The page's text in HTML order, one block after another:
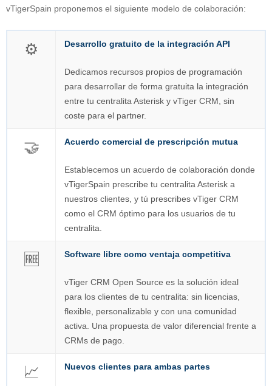
vTigerSpain proponemos el siguiente modelo de colaboración:
⚙️ Desarrollo gratuito de la integración API
Dedicamos recursos propios de programación
para desarrollar de forma gratuita la integración
entre tu centralita Asterisk y vTiger CRM, sin
coste para el partner.
🤝 Acuerdo comercial de prescripción mutua
Establecemos un acuerdo de colaboración donde
vTigerSpain prescribe tu centralita Asterisk a
nuestros clientes, y tú prescribes vTiger CRM
como el CRM óptimo para los usuarios de tu
centralita.
🆓 Software libre como ventaja competitiva
vTiger CRM Open Source es la solución ideal
para los clientes de tu centralita: sin licencias,
flexible, personalizable y con una comunidad
activa. Una propuesta de valor diferencial frente a
CRMs de pago.
📈 Nuevos clientes para ambas partes